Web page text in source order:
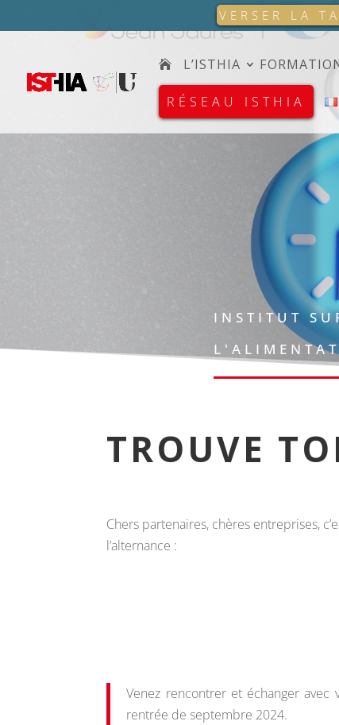
VERSER LA
L’ISTHIA
RÉSEAU ISTHIA
INSTITUT
TROUVE
Chers partenaires, chères entreprises,
l’alternance :
Venez rencontrer et échanger
rentrée de septembre 2024.